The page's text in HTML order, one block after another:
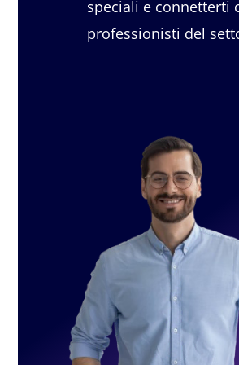
forti di tutta l’esperienza di
classica si è dato vita aPRIMO
professionisti della bellezza
della persone, per tutti coloro
dedicano alla bellezza,come
estetici ,dimagranti, medicina
parrucchieri, centri depilazioni,
curano le persone nei vari
non. Un settore che non è mai
perché anche durante i
periodi
siano quelle del 2008 o del
bellezza è sempre stata uno
speciali e connetterti
professionisti del